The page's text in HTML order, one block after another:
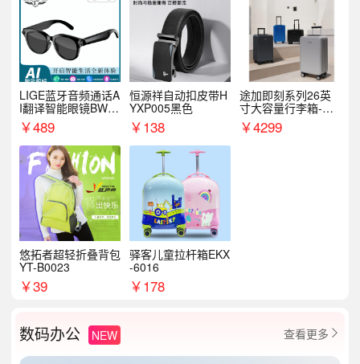
LIGE蓝牙音频通话A
I翻译智能眼镜BWM
89
￥489
恒源祥自动扣皮带H
YXP005黑色
￥138
途加即刻系列26英
寸大容量行李箱-星
云绿/星光绿
￥4299
悠拓者超轻折叠背包
YT-B0023
￥39
驿客儿童拉杆箱EKX
-6016
￥178
数码办公 NEW 查看更多 